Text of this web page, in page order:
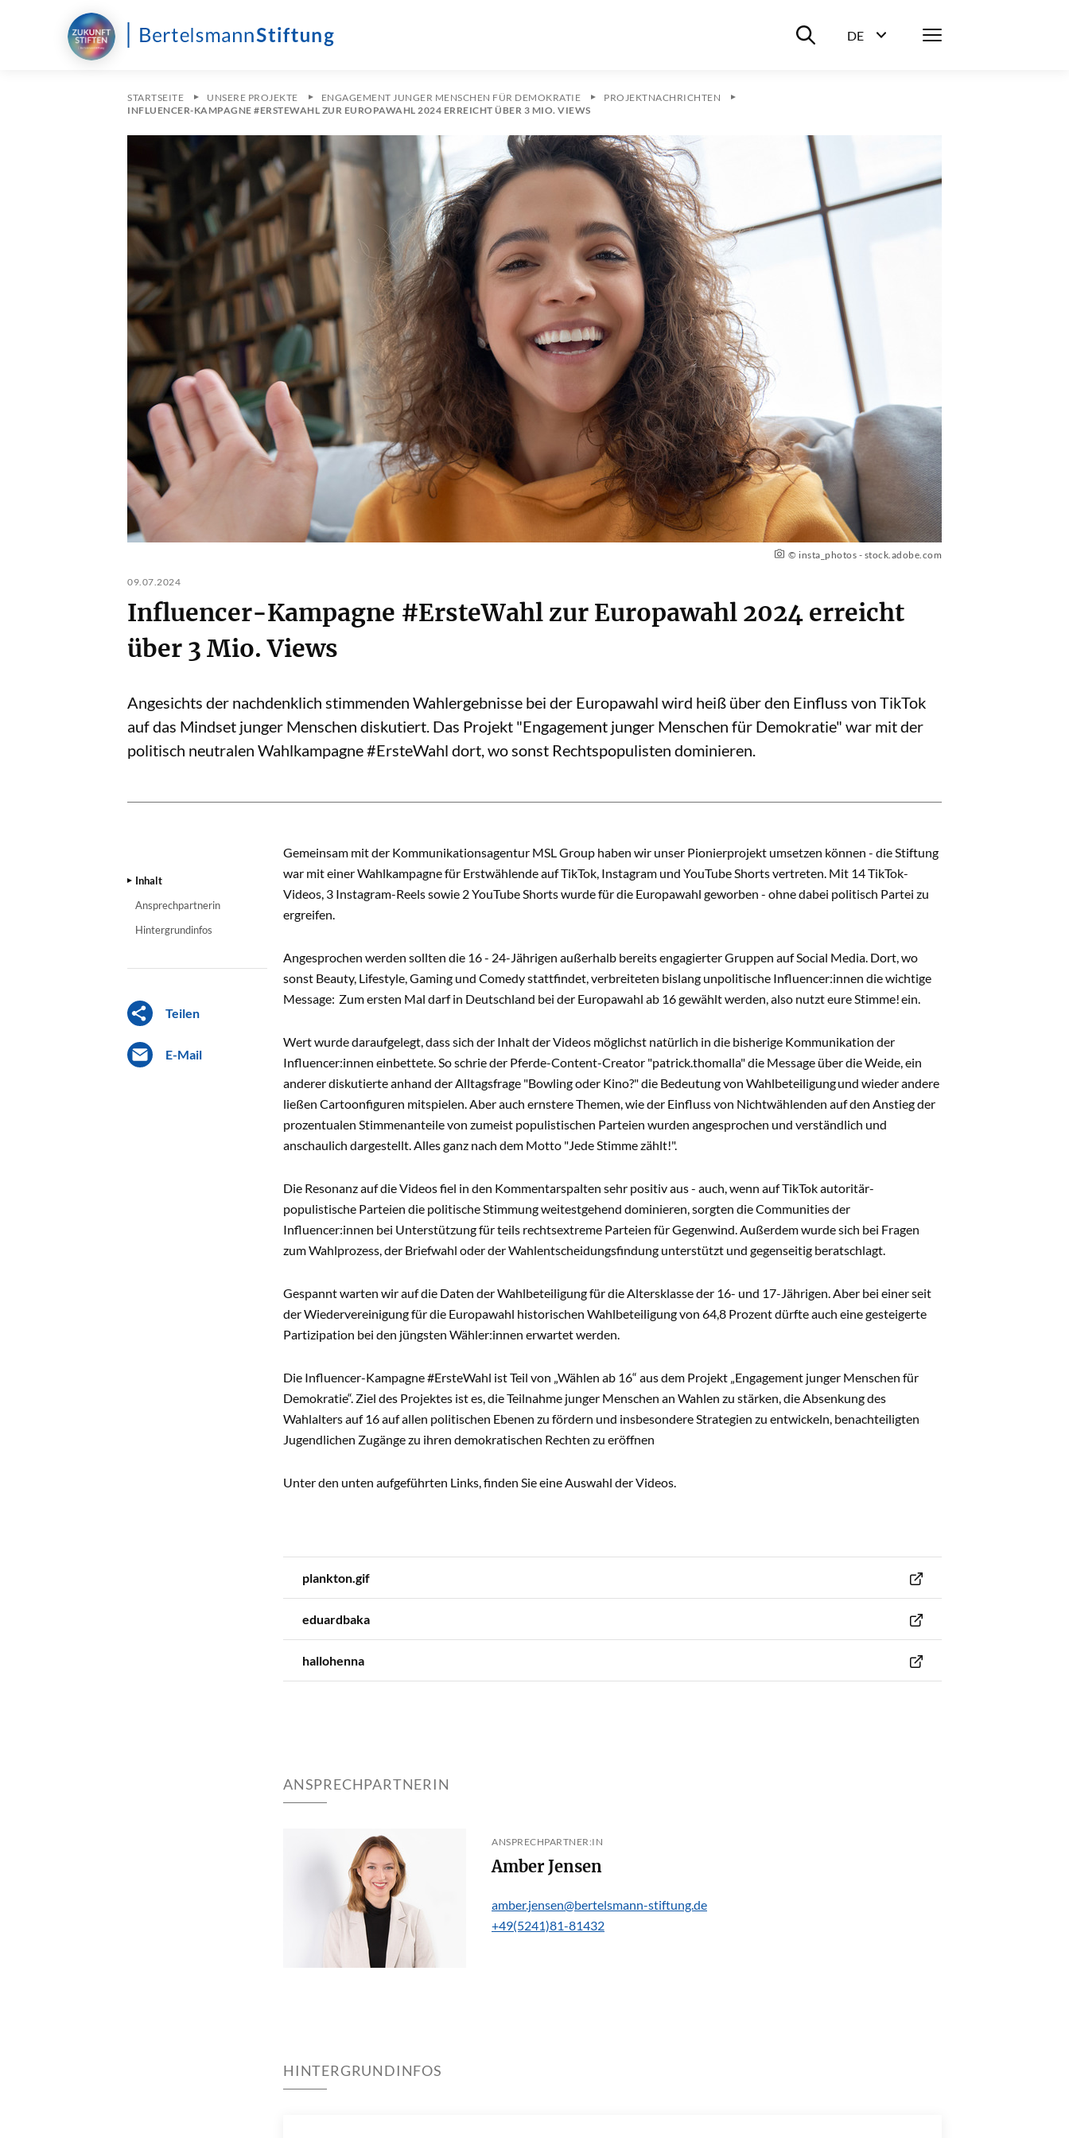
Suche ein-/ausblenden
DE
Menü
STARTSEITE UNSERE PROJEKTE ENGAGEMENT JUNGER MENSCHEN FÜR DEMOKRATIE
PROJEKTNACHRICHTEN
INFLUENCER-KAMPAGNE #ERSTEWAHL ZUR EUROPAWAHL 2024 ERREICHT ÜBER 3 MIO. VIEWS
© insta_photos - stock.adobe.com
09.07.2024
Influencer-Kampagne #ErsteWahl zur Europawahl 2024 erreicht
über 3 Mio. Views
Angesichts der nachdenklich stimmenden Wahlergebnisse bei der Europawahl wird heiß über den Einfluss von TikTok
auf das Mindset junger Menschen diskutiert. Das Projekt "Engagement junger Menschen für Demokratie" war mit der
politisch neutralen Wahlkampagne #ErsteWahl dort, wo sonst Rechtspopulisten dominieren.
Inhalt
Ansprechpartnerin
Hintergrundinfos
Teilen
E-Mail
INHALT
Gemeinsam mit der Kommunikationsagentur MSL Group haben wir unser Pionierprojekt umsetzen können - die Stiftung
war mit einer Wahlkampagne für Erstwählende auf TikTok, Instagram und YouTube Shorts vertreten. Mit 14 TikTok-
Videos, 3 Instagram-Reels sowie 2 YouTube Shorts wurde für die Europawahl geworben - ohne dabei politisch Partei zu
ergreifen.
Angesprochen werden sollten die 16 - 24-Jährigen außerhalb bereits engagierter Gruppen auf Social Media. Dort, wo
sonst Beauty, Lifestyle, Gaming und Comedy stattfindet, verbreiteten bislang unpolitische Influencer:innen die wichtige
Message: Zum ersten Mal darf in Deutschland bei der Europawahl ab 16 gewählt werden, also nutzt eure Stimme! ein.
Wert wurde daraufgelegt, dass sich der Inhalt der Videos möglichst natürlich in die bisherige Kommunikation der
Influencer:innen einbettete. So schrie der Pferde-Content-Creator "patrick.thomalla" die Message über die Weide, ein
anderer diskutierte anhand der Alltagsfrage "Bowling oder Kino?" die Bedeutung von Wahlbeteiligung und wieder andere
ließen Cartoonfiguren mitspielen. Aber auch ernstere Themen, wie der Einfluss von Nichtwählenden auf den Anstieg der
prozentualen Stimmenanteile von zumeist populistischen Parteien wurden angesprochen und verständlich und
anschaulich dargestellt. Alles ganz nach dem Motto "Jede Stimme zählt!".
Die Resonanz auf die Videos fiel in den Kommentarspalten sehr positiv aus - auch, wenn auf TikTok autoritär-
populistische Parteien die politische Stimmung weitestgehend dominieren, sorgten die Communities der
Influencer:innen bei Unterstützung für teils rechtsextreme Parteien für Gegenwind. Außerdem wurde sich bei Fragen
zum Wahlprozess, der Briefwahl oder der Wahlentscheidungsfindung unterstützt und gegenseitig beratschlagt.
Gespannt warten wir auf die Daten der Wahlbeteiligung für die Altersklasse der 16- und 17-Jährigen. Aber bei einer seit
der Wiedervereinigung für die Europawahl historischen Wahlbeteiligung von 64,8 Prozent dürfte auch eine gesteigerte
Partizipation bei den jüngsten Wähler:innen erwartet werden.
Die Influencer-Kampagne #ErsteWahl ist Teil von „Wählen ab 16“ aus dem Projekt „Engagement junger Menschen für
Demokratie“. Ziel des Projektes ist es, die Teilnahme junger Menschen an Wahlen zu stärken, die Absenkung des
Wahlalters auf 16 auf allen politischen Ebenen zu fördern und insbesondere Strategien zu entwickeln, benachteiligten
Jugendlichen Zugänge zu ihren demokratischen Rechten zu eröffnen
Unter den unten aufgeführten Links, finden Sie eine Auswahl der Videos.
plankton.gif
eduardbaka
hallohenna
ANSPRECHPARTNERIN
ANSPRECHPARTNER:IN
Amber Jensen
amber.jensen@bertelsmann-stiftung.de
+49(5241)81-81432
HINTERGRUNDINFOS